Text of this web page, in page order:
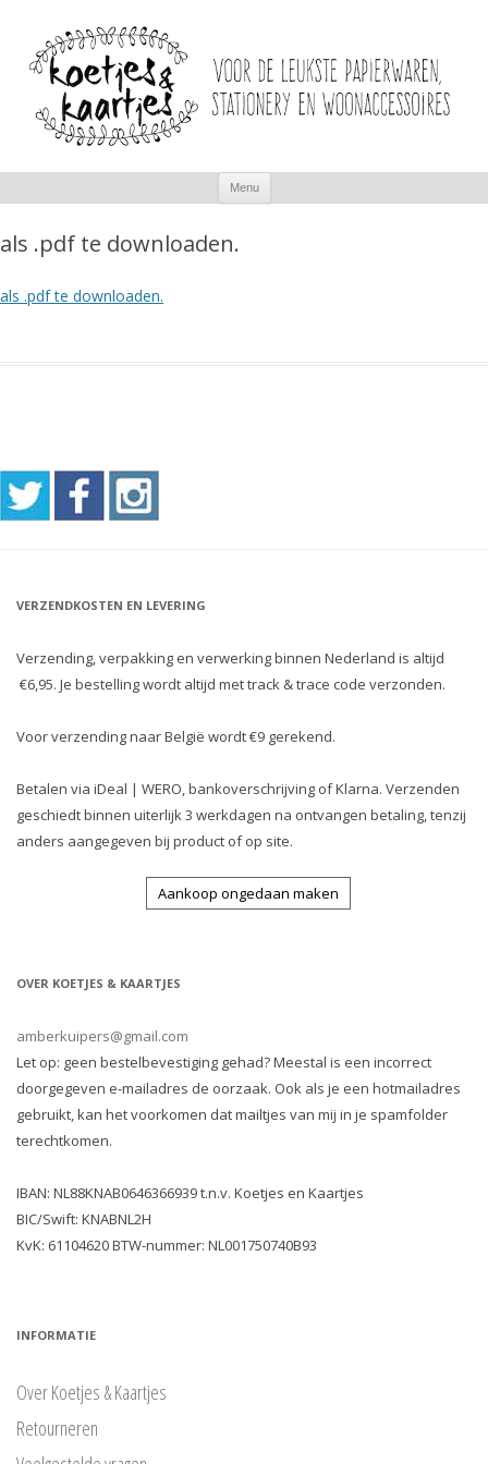
Menu
inhoud
als .pdf te downloaden.
als .pdf te downloaden.
VERZENDKOSTEN EN LEVERING
Verzending, verpakking en verwerking binnen Nederland is altijd
€6,95. Je bestelling wordt altijd met track & trace code verzonden.
Voor verzending naar België wordt €9 gerekend.
Betalen via iDeal | WERO, bankoverschrijving of Klarna. Verzenden
geschiedt binnen uiterlijk 3 werkdagen na ontvangen betaling, tenzij
anders aangegeven bij product of op site.
Aankoop ongedaan maken
OVER KOETJES & KAARTJES
amberkuipers@gmail.com
Let op: geen bestelbevestiging gehad? Meestal is een incorrect
doorgegeven e-mailadres de oorzaak. Ook als je een hotmailadres
gebruikt, kan het voorkomen dat mailtjes van mij in je spamfolder
terechtkomen.
IBAN: NL88KNAB0646366939 t.n.v. Koetjes en Kaartjes
BIC/Swift: KNABNL2H
KvK: 61104620 BTW-nummer: NL001750740B93
INFORMATIE
Over Koetjes & Kaartjes
Retourneren